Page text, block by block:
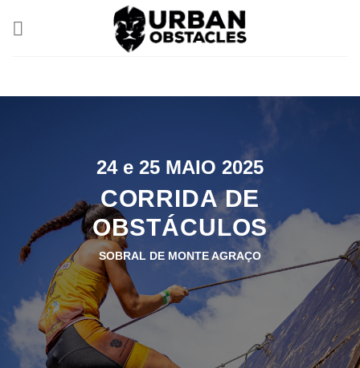
24 e 25 MAIO 2025
CORRIDA DE
OBSTÁCULOS
SOBRAL DE MONTE AGRAÇO